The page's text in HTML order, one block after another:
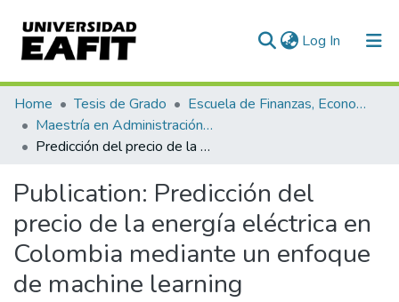
Log In (current)
Communities & Collections
All of DSpace
Home Tesis de Grado
Escuela de Finanzas, Economía y Gobierno
Maestría en Administración Financiera (tesis)
Predicción del precio de la energía eléctrica en Colombia mediante un enfoque de machine learning
Publication: Predicción del
precio de la energía eléctrica en
Colombia mediante un enfoque
de machine learning